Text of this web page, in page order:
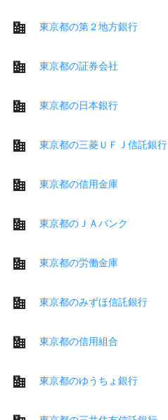
東京都の第２地方銀行
東京都の証券会社
東京都の日本銀行
東京都の三菱ＵＦＪ信託銀行
東京都の信用金庫
東京都のＪＡバンク
東京都の労働金庫
東京都のみずほ信託銀行
東京都の信用組合
東京都のゆうちょ銀行